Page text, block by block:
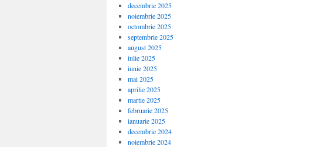
decembrie 2025
noiembrie 2025
octombrie 2025
septembrie 2025
august 2025
iulie 2025
iunie 2025
mai 2025
aprilie 2025
martie 2025
februarie 2025
ianuarie 2025
decembrie 2024
noiembrie 2024